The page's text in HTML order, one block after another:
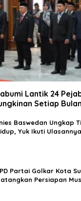
Lantik 24
Setiap
Baswedan Ungkap
Yuk Ikuti
Partai Golkar Kota
Persiapan